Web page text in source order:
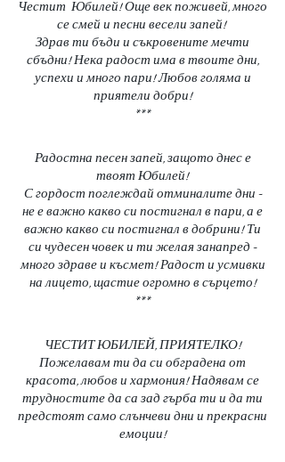
Честит Юбилей! Още век поживей, много
се смей и песни весели запей!
Здрав ти бъди и съкровените мечти
сбъдни! Нека радост има в твоите дни,
успехи и много пари! Любов голяма и
приятели добри!
***
Радостна песен запей, защото днес е
твоят Юбилей!
С гордост поглеждай отминалите дни -
не е важно какво си постигнал в пари, а е
важно какво си постигнал в добрини! Ти
си чудесен човек и ти желая занапред -
много здраве и късмет! Радост и усмивки
на лицето, щастие огромно в сърцето!
***
ЧЕСТИТ ЮБИЛЕЙ, ПРИЯТЕЛКО!
Пожелавам ти да си обградена от
красота, любов и хармония! Надявам се
трудностите да са зад гърба ти и да ти
предстоят само слънчеви дни и прекрасни
емоции!